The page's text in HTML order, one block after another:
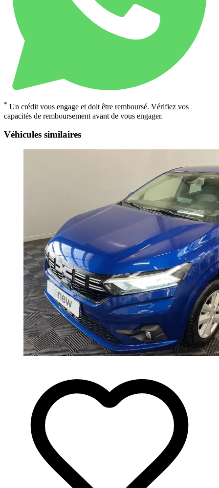
* Un crédit vous engage et doit être remboursé. Vérifiez vos
capacités de remboursement avant de vous engager.
Véhicules similaires